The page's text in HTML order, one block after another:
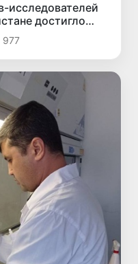
исследователей
достигло
977